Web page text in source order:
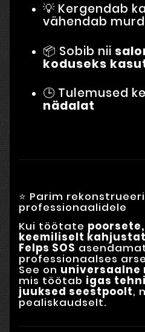
💡 Kergendab
vähendab
📦 Sobib nii
koduseks
🕒 Tulemused
nädalat
⭐ Parim
professionaalidele
Kui töötate
keemiliselt
Felps SOS
professionaalses
See on universaalne
mis töötab igas
juuksed seestpoolt,
pealiskaudselt.